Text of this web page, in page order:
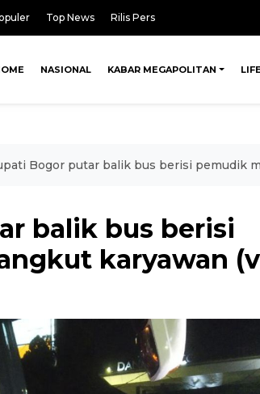
Top News Rilis Pers
NASIONAL KABAR MEGAPOLITAN
Bogor putar balik bus berisi pemudik
balik bus berisi
karyawan